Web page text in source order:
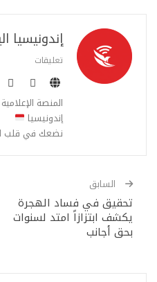
إندونيسيا
تعليقات
المنصة
إندونيسيا
نضعك في قلب
السابق
تحقيق في فساد الهجرة
يكشف ابتزازاً امتد لسنوات
بحق أجانب